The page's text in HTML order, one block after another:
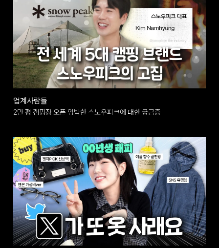
업계사람들
2만 평 캠핑장 오픈 임박한 스노우피크에 대한 궁금증